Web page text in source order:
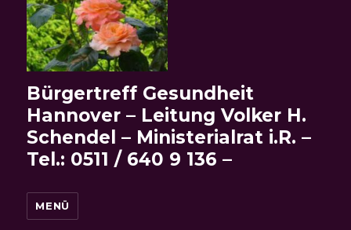
Bürgertreff Gesundheit
Hannover – Leitung Volker H.
Schendel – Ministerialrat i.R. –
Tel.: 0511 / 640 9 136 –
MENÜ